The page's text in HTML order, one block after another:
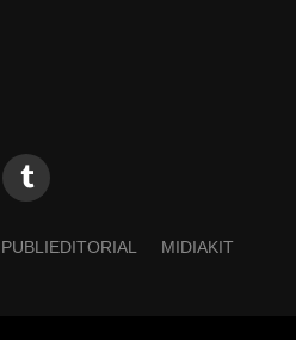
PUBLIEDITORIAL MIDIAKIT